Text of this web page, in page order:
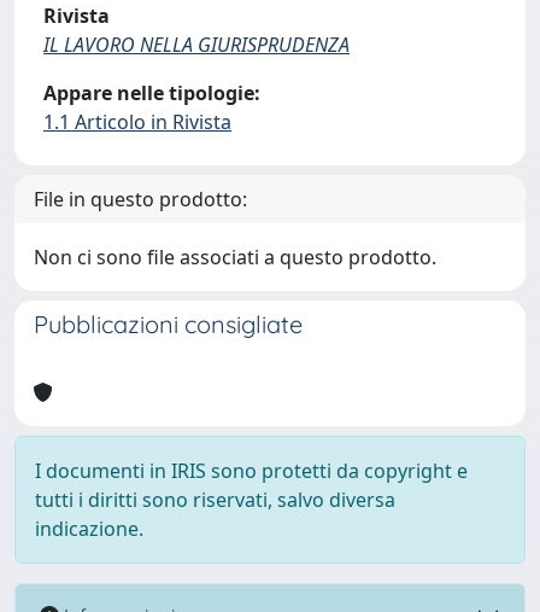
Rivista
IL LAVORO NELLA GIURISPRUDENZA
Appare nelle tipologie:
1.1 Articolo in Rivista
File in questo prodotto:
Non ci sono file associati a questo prodotto.
Pubblicazioni consigliate
I documenti in IRIS sono protetti da copyright e
tutti i diritti sono riservati, salvo diversa
indicazione.